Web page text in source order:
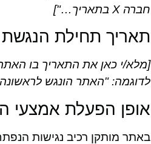
חברה X בתאריך…"]
תאריך תחילת
[מלא/י כאן את התאריך בו
לדוגמה: "האתר הונגש לראשונה ב-28/05/
אופן הפעלת אמצעי
באתר מותקן רכיב נגישות